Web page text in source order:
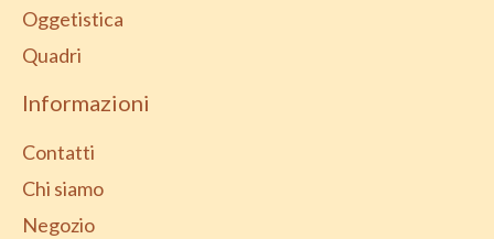
Oggetistica
Quadri
Informazioni
Contatti
Chi siamo
Negozio